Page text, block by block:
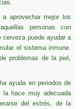
a aprovechar mejor los
personas con
cerveza puede ayudar a
el sistema inmune.
problemas de la piel,
ayuda en periodos de
hace muy adecuada
del estrés, de la